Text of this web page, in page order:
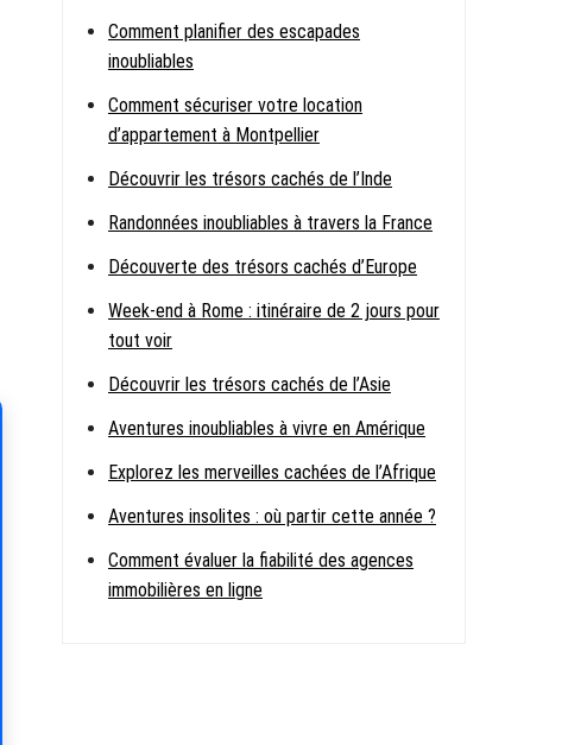
Comment planifier des escapades
inoubliables
Comment sécuriser votre location
d’appartement à Montpellier
Découvrir les trésors cachés de l’Inde
Randonnées inoubliables à travers la France
Découverte des trésors cachés d’Europe
Week-end à Rome : itinéraire de 2 jours pour
tout voir
Découvrir les trésors cachés de l’Asie
Aventures inoubliables à vivre en Amérique
Explorez les merveilles cachées de l’Afrique
Aventures insolites : où partir cette année ?
Comment évaluer la fiabilité des agences
immobilières en ligne